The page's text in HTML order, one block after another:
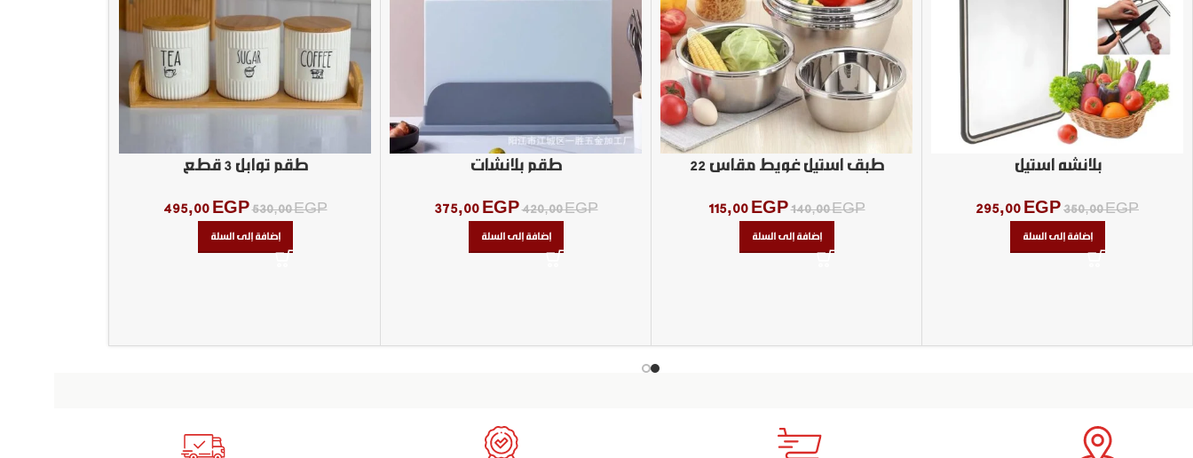
بلانشه استيل
350,00EGP
295,00 EGP
إضافة إلى السلة
طبق استيل غويط مقاس ٢٢
140,00EGP
115,00 EGP
إضافة إلى السلة
طقم بلانشات
420,00EGP
375,00 EGP
إضافة إلى السلة
طقم توابل 3 قطع
530,00EGP
495,00 EGP
إضافة إلى السلة